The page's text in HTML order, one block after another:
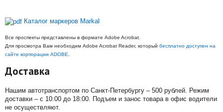
Каталог маркеров Markal
Все проспекты представлены в формате Adobe Acrobat.
Для просмотра Вам необходим Adobe Acrobat Reader, который бесплатно доступен на
сайте корпорации ADOBE.
Доставка
Нашим автотранспортом по Санкт-Петербургу – 500 рублей. Режим
доставки – с 10:00 до 18:00. Подъем и занос товара в офис водители
не осуществляют.